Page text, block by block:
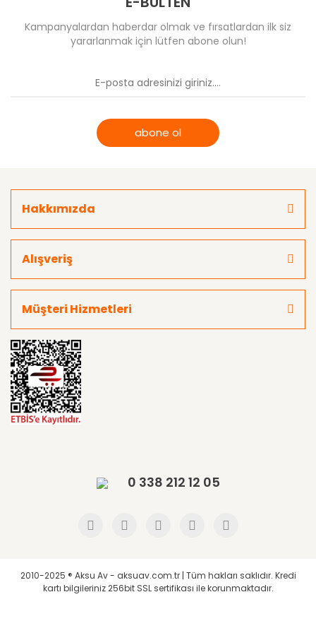
Kampanyalardan haberdar olmak ve fırsatlardan ilk siz
yararlanmak için lütfen abone olun!
abone ol
Hakkımızda
Alışveriş
Müşteri Hizmetleri
0 338 212 12 05
2010-2025 ® Aksu Av - aksuav.com.tr | Tüm hakları saklıdır. Kredi
kartı bilgileriniz 256bit SSL sertifikası ile korunmaktadır.